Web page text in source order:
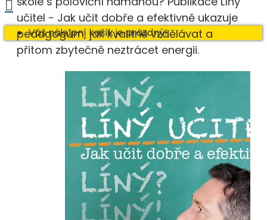
Váš nákupní košík je prázdný!
učitel - Jak učit dobře a efektivně ukazuje
pedagogům, jak kvalitně vzdělávat a
přitom zbytečně neztrácet energii.